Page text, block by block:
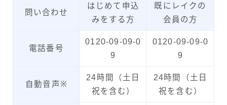
問い合わせ
はじめて申込
みをする方
既にレイクの
会員の方
電話番号
0120-09-09-0
9
0120-09-09-0
9
自動音声※
24時間（土日
祝を含む）
24時間（土日
祝を含む）